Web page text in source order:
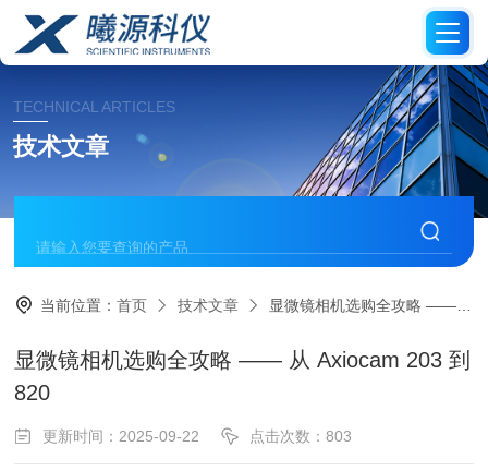
TECHNICAL ARTICLES
技术文章
当前位置：首页 技术文章 显微镜相机选购全攻略 —— 从 Axiocam 203 到 820
显微镜相机选购全攻略 —— 从 Axiocam 203 到
820
更新时间：2025-09-22 点击次数：803